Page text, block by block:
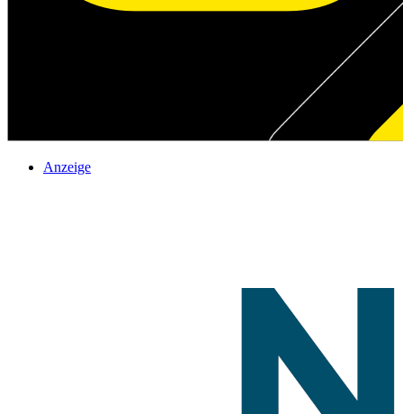
Anzeige